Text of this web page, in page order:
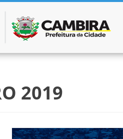
2019